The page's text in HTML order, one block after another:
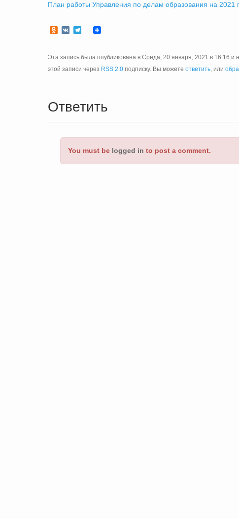
План работы Управления по делам образования на 2021
Odnoklassniki
VK Telegram
Эта запись была опубликована в Среда, 20 января, 2021 в 16:16 и
этой записи через RSS 2.0 подписку. Вы можете ответить, или
Ответить
You must be logged in to post a comment.